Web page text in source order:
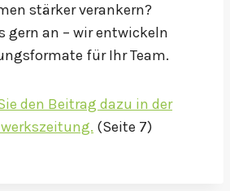
stärker verankern?
gern an – wir entwickeln
für Ihr Team.
den Beitrag dazu in der
(Seite 7)